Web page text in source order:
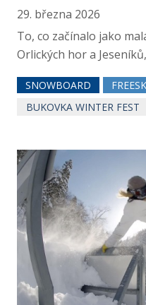
29. března 2026
To, co začínalo jako
Orlických hor a
SNOWBOARD
BUKOVKA WINTER FEST